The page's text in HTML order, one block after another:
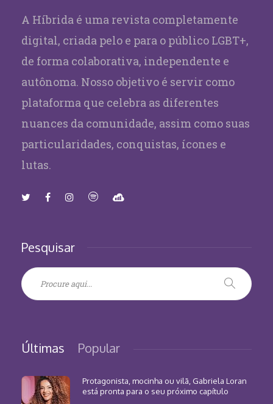
A Híbrida é uma revista completamente
digital, criada pelo e para o público LGBT+,
de forma colaborativa, independente e
autônoma. Nosso objetivo é servir como
plataforma que celebra as diferentes
nuances da comunidade, assim como suas
particularidades, conquistas, ícones e
lutas.
Pesquisar
Últimas Popular
Protagonista, mocinha ou vilã, Gabriela Loran
está pronta para o seu próximo capítulo